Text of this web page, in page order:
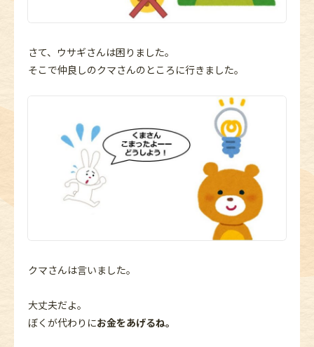
さて、ウサギさんは困りました。
そこで仲良しのクマさんのところに行きました。
クマさんは言いました。
大丈夫だよ。
ぼくが代わりにお金をあげるね。